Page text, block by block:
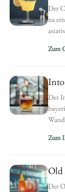
Der
zu
Zum
Der
Zum
Old
Der